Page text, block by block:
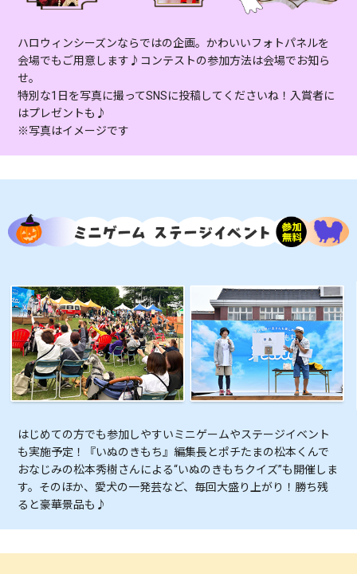
ハロウィンシーズンならではの企画。かわいいフォトパネルを
会場でもご用意します♪コンテストの参加方法は会場でお知ら
せ。
特別な1日を写真に撮ってSNSに投稿してくださいね！入賞者に
はプレゼントも♪
※写真はイメージです
はじめての方でも参加しやすいミニゲームやステージイベント
も実施予定！『いぬのきもち』編集長とポチたまの松本くんで
おなじみの松本秀樹さんによる“いぬのきもちクイズ”も開催しま
す。そのほか、愛犬の一発芸など、毎回大盛り上がり！勝ち残
ると豪華景品も♪